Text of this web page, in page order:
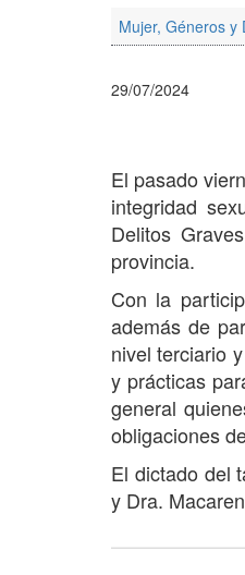
Mujer, Géneros y
29/07/2024
El pasado
integridad
Delitos
provincia.
Con la
además de
nivel terciario
y prácticas
general
obligaciones
El dictado del
y Dra.